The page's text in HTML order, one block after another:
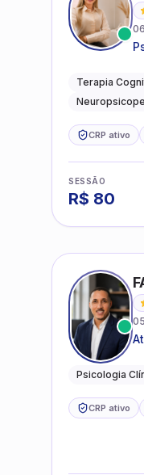
Terapia
CRP ativo
SESSÃO
R$ 80
Psicologia
CRP ativo